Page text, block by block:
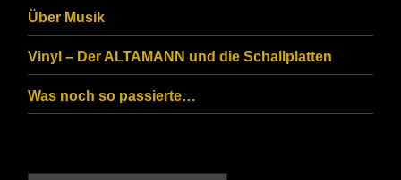
Über Musik
Vinyl – Der ALTAMANN und die Schallplatten
Was noch so passierte…